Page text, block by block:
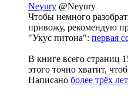
Neyury @Neyury
Чтобы немного
привожу, рекомендую
"Укус питона": первая
В книге всего страниц
этого точно хватит,
Написано более трёх